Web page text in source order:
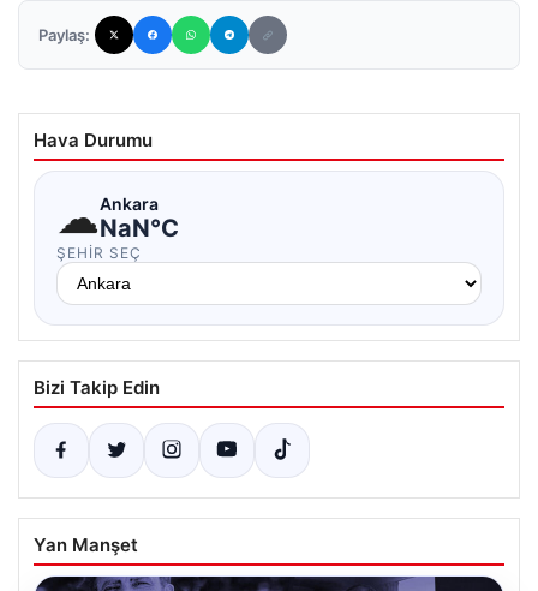
Paylaş:
Hava Durumu
☁Ankara
NaN°C
ŞEHIR SEÇ
Bizi Takip Edin
Yan Manşet